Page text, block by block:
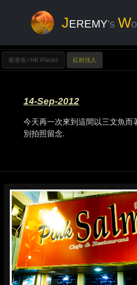
JEREMY's W
香港地 / HK Places 紅粉佳人
14-Sep-2012
今天再一次來到這間以三文魚而
別拍照留念.